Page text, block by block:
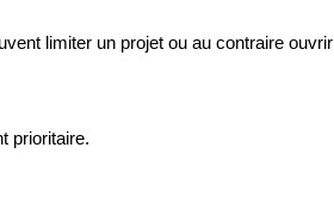
limiter un projet ou au contraire ouvrir
prioritaire.